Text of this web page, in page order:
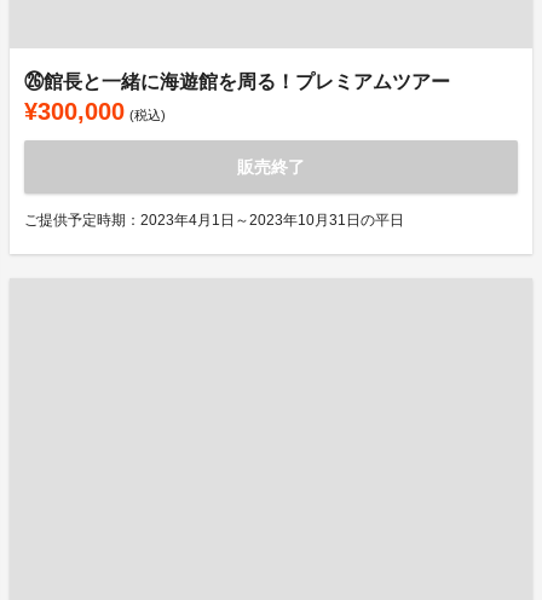
㉖館長と一緒に海遊館を周る！プレミアムツアー
¥300,000 (税込)
販売終了
ご提供予定時期：2023年4月1日～2023年10月31日の平日